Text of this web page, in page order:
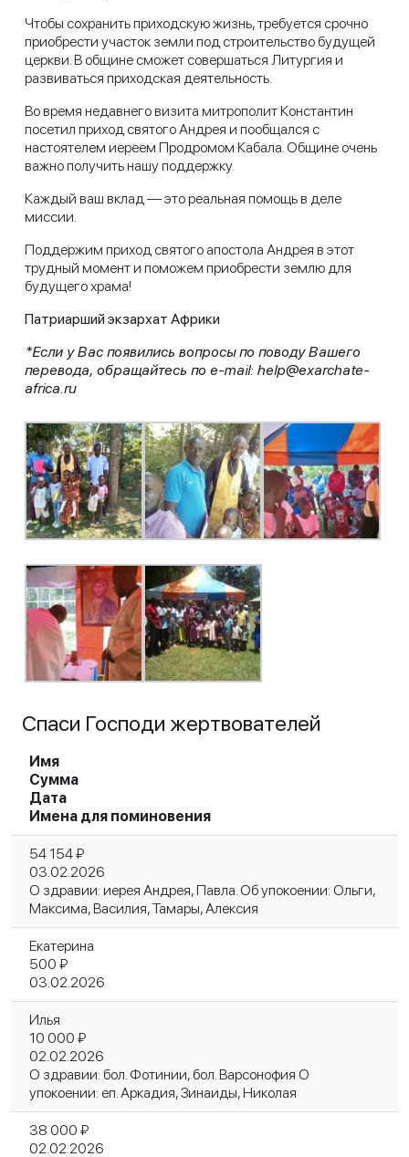
Чтобы сохранить приходскую жизнь, требуется срочно
приобрести участок земли под строительство будущей
церкви. В общине сможет совершаться Литургия и
развиваться приходская деятельность.
Во время недавнего визита митрополит Константин
посетил приход святого Андрея и пообщался с
настоятелем иереем Продромом Кабала. Общине очень
важно получить нашу поддержку.
Каждый ваш вклад — это реальная помощь в деле
миссии.
Поддержим приход святого апостола Андрея в этот
трудный момент и поможем приобрести землю для
будущего храма!
Патриарший экзархат Африки
*Если у Вас появились вопросы по поводу Вашего
перевода, обращайтесь по e-mail: help@exarchate-
africa.ru
Спаси Господи жертвователей
Имя
Сумма
Дата
Имена для поминовения
54 154 ₽
03.02.2026
О здравии: иерея Андрея, Павла. Об упокоении: Ольги,
Максима, Василия, Тамары, Алексия
Екатерина
500 ₽
03.02.2026
Илья
10 000 ₽
02.02.2026
О здравии: бол. Фотинии, бол. Варсонофия О
упокоении: еп. Аркадия, Зинаиды, Николая
38 000 ₽
02.02.2026